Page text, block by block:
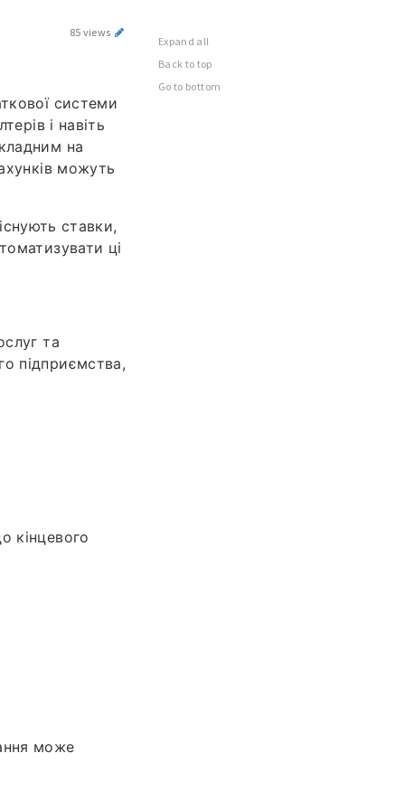
85 views
системи
і навіть
на
можуть
ставки,
ці
та
підприємства,
кінцевого
може
Expand all
Back to top
Go to bottom